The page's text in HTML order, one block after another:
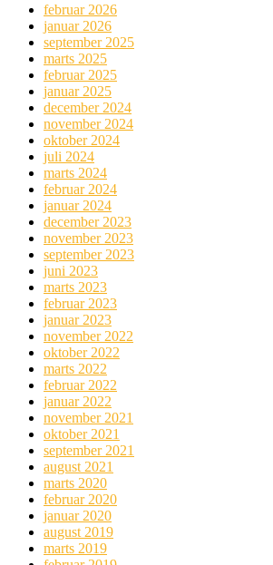
februar 2026
januar 2026
september 2025
marts 2025
februar 2025
januar 2025
december 2024
november 2024
oktober 2024
juli 2024
marts 2024
februar 2024
januar 2024
december 2023
november 2023
september 2023
juni 2023
marts 2023
februar 2023
januar 2023
november 2022
oktober 2022
marts 2022
februar 2022
januar 2022
november 2021
oktober 2021
september 2021
august 2021
marts 2020
februar 2020
januar 2020
august 2019
marts 2019